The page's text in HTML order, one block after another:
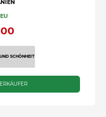
SCHÖNHEIT